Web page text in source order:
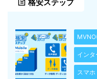
格安ステップ
インタ
スマホ